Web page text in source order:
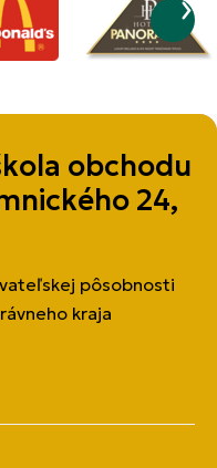
obchodu
24,
pôsobnosti
kraja